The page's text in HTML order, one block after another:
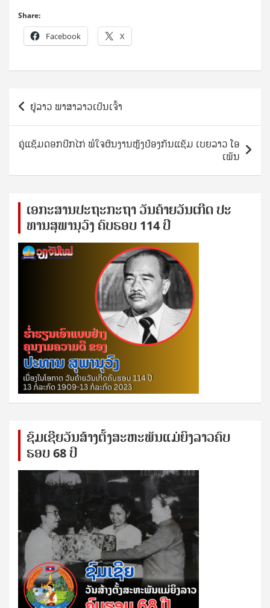
Share:
Facebook X
Post
navigation
ຢູ່ລາວ ພາສາລາວເປັນເຈົ້າ
ຄູ່ແຊັມດອກປີກໄກ່ ພໍໃຈຜົນງານຫຼັງປ້ອງກັນແຊັມ ເບຍລາວ ໂອ
ເພັນ
ເອ​ກະ​ສານ​ປະ​ຖະ​ກະ​ຖ​າ ວັນ​ຄ້າຍ​ວັນ​ເກີດ ປ​ະ​
ທານ​ສຸ​ພາ​ນຸ​ວົງ ຄົບ​ຮອບ 114 ປີ
ຊົ​ມ​ເຊີຍ​ວັນ​ສ້າງ​ຕັ້ງ​ສະ​ຫະ​ພັນ​ແມ່​ຍິງ​​ລາວຄົບ​
ຮອບ 68 ປິ